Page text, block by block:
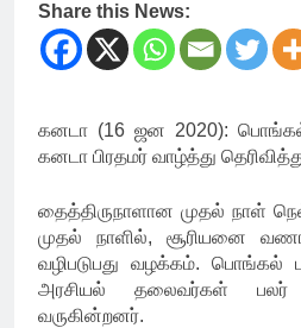
Share this News:
கனடா (16 ஜன 2020): பொங்கல்
கனடா பிரதமர் வாழ்த்து
தைத்திருநாளான முதல் நாள்
முதல் நாளில், சூரியனை
வழிபடுபது வழக்கம். பொங்கல்
அரசியல் தலைவர்கள் பலர்
வருகின்றனர்.